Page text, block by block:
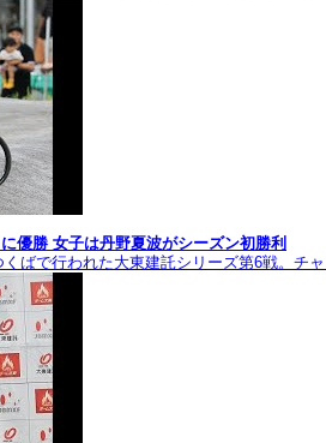
優勝 女子は丹野夏波がシーズン初勝利
ばで行われた大東建託シリーズ第6戦。チ